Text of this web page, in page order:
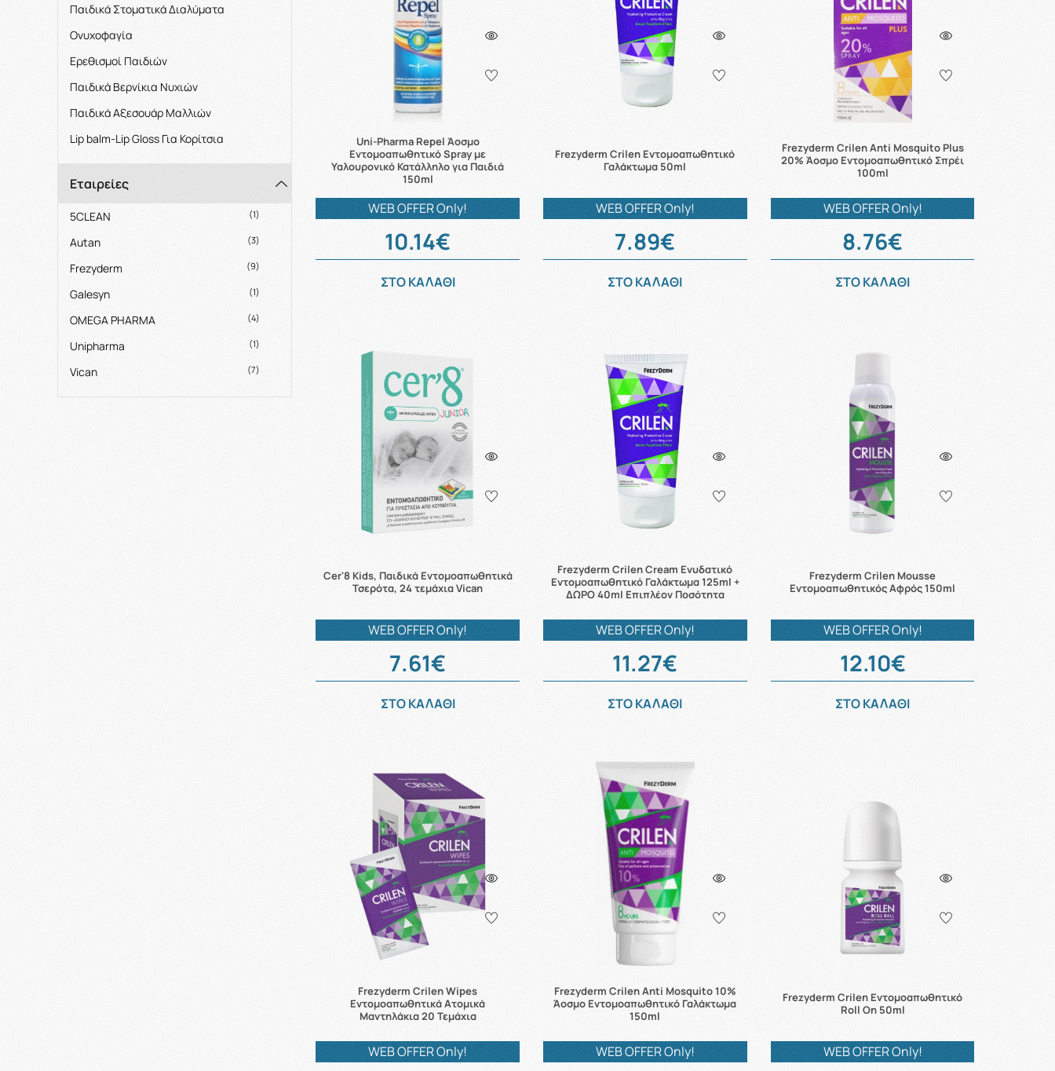
Παιδικά Στοματικά Διαλύματα
Ονυχοφαγία
Ερεθισμοί Παιδιών
Παιδικά Βερνίκια Νυχιών
Παιδικά Αξεσουάρ Μαλλιών
Lip balm-Lip Gloss Για Κορίτσια
Εταιρείες
5CLEAN (1)
Autan (3)
Frezyderm (9)
Galesyn (1)
OMEGA PHARMA (4)
Unipharma (1)
Vican (7)
Uni-Pharma Repel Άοσμο
Εντομοαπωθητικό Spray με
Υαλουρονικό Κατάλληλο για Παιδιά
150ml
WEB OFFER Only!
10.14€
ΣΤΟ ΚΑΛΑΘΙ
Frezyderm Crilen Εντομοαπωθητικό
Γαλάκτωμα 50ml
WEB OFFER Only!
7.89€
ΣΤΟ ΚΑΛΑΘΙ
Frezyderm Crilen Anti Mosquito Plus
20% Άοσμο Εντομοαπωθητικό Σπρέι
100ml
WEB OFFER Only!
8.76€
ΣΤΟ ΚΑΛΑΘΙ
Cer'8 Kids, Παιδικά Εντομοαπωθητικά
Τσερότα, 24 τεμάχια Vican
WEB OFFER Only!
7.61€
ΣΤΟ ΚΑΛΑΘΙ
Frezyderm Crilen Cream Ενυδατικό
Εντομοαπωθητικό Γαλάκτωμα 125ml +
ΔΩΡΟ 40ml Επιπλέον Ποσότητα
WEB OFFER Only!
11.27€
ΣΤΟ ΚΑΛΑΘΙ
Frezyderm Crilen Mousse
Εντομοαπωθητικός Αφρός 150ml
WEB OFFER Only!
12.10€
ΣΤΟ ΚΑΛΑΘΙ
Frezyderm Crilen Wipes
Εντομοαπωθητικά Ατομικά
Μαντηλάκια 20 Τεμάχια
WEB OFFER Only!
Frezyderm Crilen Anti Mosquito 10%
Άοσμο Εντομοαπωθητικό Γαλάκτωμα
150ml
WEB OFFER Only!
Frezyderm Crilen Εντομοαπωθητικό
Roll On 50ml
WEB OFFER Only!